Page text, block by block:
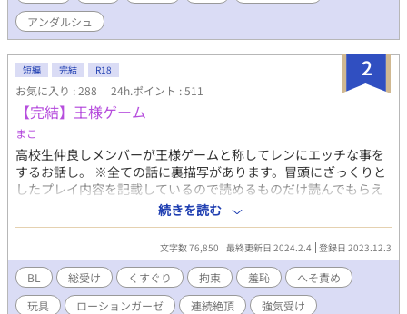
と思った。 ――運命の番だから、相手のことを好きって思いこん
じゃってる……？ でもそれは嫌だった。ちゃんと颯と恋をし合
うして慧は颯にちゃんと恋をしてもらうべく、とある作戦を始め
る！ 新婚夫夫のあまあまオメガバースBL、ついに書籍化!!
◆◇◆ 2023/9/9投稿→9/10BLranking15位♡ 9/14 12位🥰
♡ ベスト10入りありがとうございます💖 9/20 ベスト5入り
🥰♡ BL大賞初日6位スタートでした。ありがとうございます☺️ 最
終結果8位でした🥰 ありがとうございました✨ ◇ ◇ ◇ ◇
2024年 またBL大賞参加します。完結できるといいな。よろしく
お願いします🩷 初日のrankingは３位でした✨ありがとうござい
ます( ﾉД`)🩷 2024/11/28 完結しました。 感想など、ありがとう
ございます。 意地っ張りな元αのΩくんが素直になってく様。可愛
アンダルシュ
2
短編 完結 R18
お気に入り : 288 24h.ポイント : 511
【完結】王様ゲーム
まこ
高校生仲良しメンバーが王様ゲームと称してレンにエッチな事を
するお話し。 ※全ての話に裏描写があります。冒頭にざっくりと
したプレイ内容を記載しているので読めるものだけ読んでもらえ
れば幸いです。 含まれるプレイ内容 総受/耳責/くすぐり/キス/拘
束/羞恥/フェラ/へそ責/玩具/乳首責/言葉責/挿入有/筆/焦らし/脇
舐/寸止/目隠/猿轡/ローションガーゼ/連続絶頂/前立腺責/イラマ/
バック/3P/視姦/口内指責/声我慢/ドライオーガズム/潮吹/強気受
etc. ※完結にしていますが、書きたくなったら突然番外編を書く
可能性があります。
続きを読む
文字数 76,850 最終更新日 2024.2.4 登録日 2023.12.3
BL 総受け くすぐり 拘束 羞恥
へそ責め
玩具
ローションガーゼ 連続絶頂 強気受け